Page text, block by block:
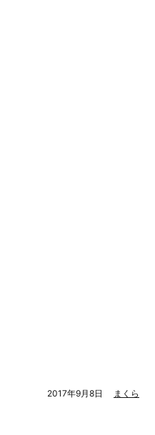
2017年9月8日 まくら